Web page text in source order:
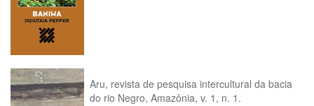
Aru, revista de pesquisa intercultural da bacia
do rio Negro, Amazônia, v. 1, n. 1.